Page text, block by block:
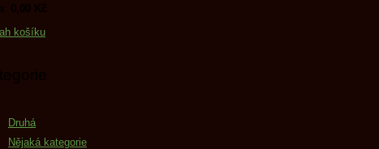
0,00 Kč
košíku
Druhá
Nějaká kategorie